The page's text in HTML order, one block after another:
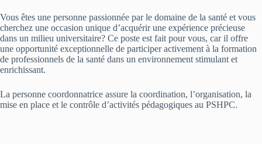
Vous êtes une personne passionnée par le domaine de la santé et vous
cherchez une occasion unique d’acquérir une expérience précieuse
dans un milieu universitaire? Ce poste est fait pour vous, car il offre
une opportunité exceptionnelle de participer activement à la formation
de professionnels de la santé dans un environnement stimulant et
enrichissant.
La personne coordonnatrice assure la coordination, l’organisation, la
mise en place et le contrôle d’activités pédagogiques au PSHPC.